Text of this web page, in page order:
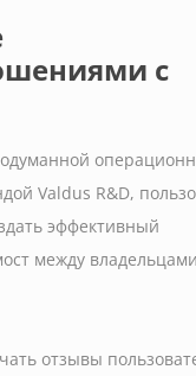
с
Valdus R&D,
эффективный
между
отзывы